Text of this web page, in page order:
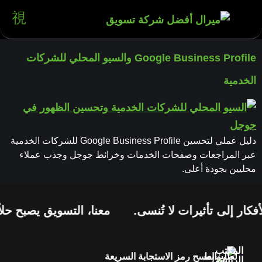
Google Business Profile والسيو المحلي للشركات
الخدمية
دليل عملي لتحسين Google Business Profile للشركات الخدمية
عبر المراجعات وصفحات الخدمات وخرائط جوجل وجذب عملاء
محليين بجودة أعلى.
معنا، التسويق يصبح إلى تأثيرات لا تُنسى.
المكتب
لطلبروابطامسح رمز الاستجابة السريعة